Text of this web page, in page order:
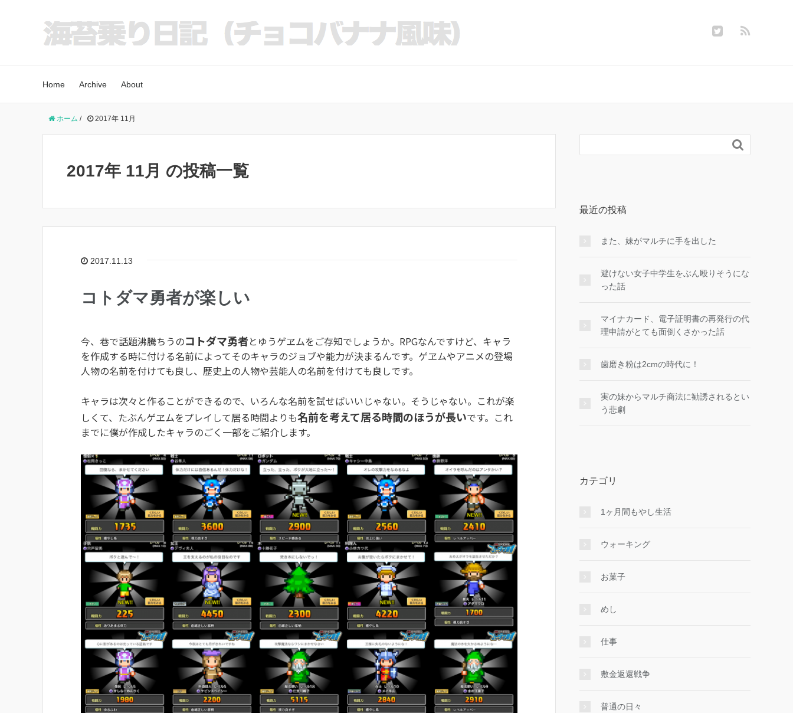
Home Archive About
ホーム / 2017年 11月
2017年 11月 の投稿一覧
2017.11.13
コトダマ勇者が楽しい
今、巷で話題沸騰ちうのコトダマ勇者とゆうゲヱムをご存知でしょうか。RPGなんですけど、キャラ
を作成する時に付ける名前によってそのキャラのジョブや能力が決まるんです。ゲヱムやアニメの登場
人物の名前を付けても良し、歴史上の人物や芸能人の名前を付けても良しです。
キャラは次々と作ることができるので、いろんな名前を試せばいいじゃない。そうじゃない。これが楽
しくて、たぶんゲヱムをプレイして居る時間よりも名前を考えて居る時間のほうが長いです。これ
までに僕が作成したキャラのごく一部をご紹介します。

最近の投稿
また、妹がマルチに手を出した
避けない女子中学生をぶん殴りそうにな
った話
マイナカード、電子証明書の再発行の代
理申請がとても面倒くさかった話
歯磨き粉は2cmの時代に！
実の妹からマルチ商法に勧誘されるとい
う悲劇
カテゴリ
1ヶ月間もやし生活
ウォーキング
お菓子
めし
仕事
敷金返還戦争
普通の日々